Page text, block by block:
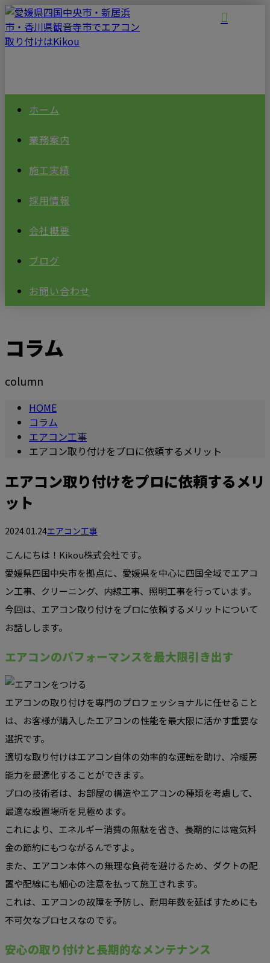
ホーム
業務案内
施工実績
採用情報
会社概要
ブログ
お問い合わせ
コラム
column
HOME
コラム
エアコン工事
エアコン取り付けをプロに依頼するメリット
エアコン取り付けをプロに依頼するメリ
ット
2024.01.24エアコン工事
こんにちは！Kikou株式会社です。
愛媛県四国中央市を拠点に、愛媛県を中心に四国全域でエアコ
ン工事、クリーニング、内線工事、照明工事を行っています。
今回は、エアコン取り付けをプロに依頼するメリットについて
お話しします。
エアコンのパフォーマンスを最大限引き出す
エアコンの取り付けを専門のプロフェッショナルに任せること
は、お客様が購入したエアコンの性能を最大限に活かす重要な
選択です。
適切な取り付けはエアコン自体の効率的な運転を助け、冷暖房
能力を最適化することができます。
プロの技術者は、お部屋の構造やエアコンの種類を考慮して、
最適な設置場所を見極めます。
これにより、エネルギー消費の無駄を省き、長期的には電気料
金の節約にもつながるんですよ。
また、エアコン本体への無理な負荷を避けるため、ダクトの配
置や配線にも細心の注意を払って施工されます。
これは、エアコンの故障を予防し、耐用年数を延ばすためにも
不可欠なプロセスなのです。
安心の取り付けと長期的なメンテナンス